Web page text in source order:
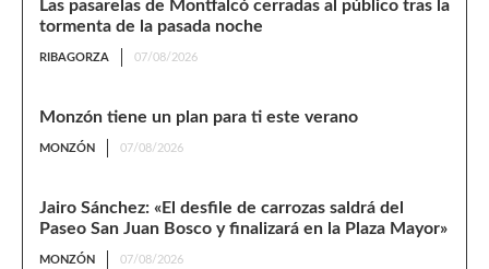
Las pasarelas de Montfalcó cerradas al público tras la
tormenta de la pasada noche
RIBAGORZA 07/08/2026
Monzón tiene un plan para ti este verano
MONZÓN 07/08/2026
Jairo Sánchez: «El desfile de carrozas saldrá del
Paseo San Juan Bosco y finalizará en la Plaza Mayor»
MONZÓN 07/08/2026